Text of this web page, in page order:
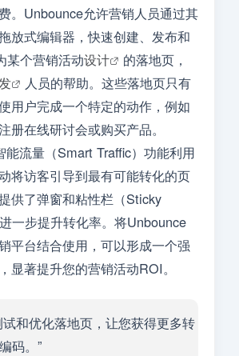
。Unbounce允许营销人员通过其
放式编辑器，快速创建、发布和
某个营销活动设计
的落地页，
人员的帮助。这些落地页只有
用户完成一个特定的动作，例如
册在线研讨会或购买产品。
能流量（Smart Traffic）功能利用
将访客引导到最有可能转化的页
供了弹窗和粘性栏（Sticky
一步提升转化率。将Unbounce
平台结合使用，可以形成一个强
显著提升您的营销活动ROI。
试和优化落地页，让您获得更多转
码。”